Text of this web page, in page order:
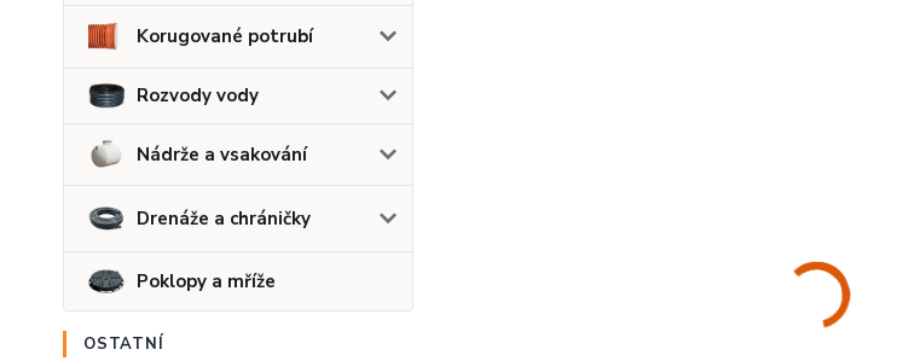
Korugované potrubí
Rozvody vody
Nádrže a vsakování
Drenáže a chráničky
Poklopy a mříže
OSTATNÍ